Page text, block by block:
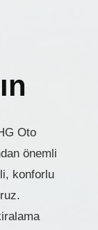
Oto
önemli
konforlu